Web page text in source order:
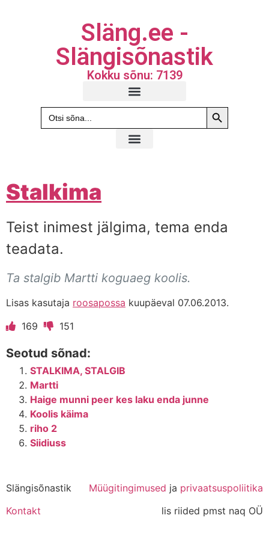
Släng.ee -
Slängisõnastik
Kokku sõnu: 7139
Search
for:
Search
Stalkima
Teist inimest jälgima, tema enda
teadata.
Ta stalgib Martti koguaeg koolis.
Lisas kasutaja roosapossa kuupäeval 07.06.2013.
169
151
Seotud sõnad:
STALKIMA, STALGIB
Martti
Haige munni peer kes laku enda junne
Koolis käima
riho 2
Siidiuss
Slängisõnastik Müügitingimused ja privaatsuspoliitika
Kontakt
lis riided pmst naq OÜ